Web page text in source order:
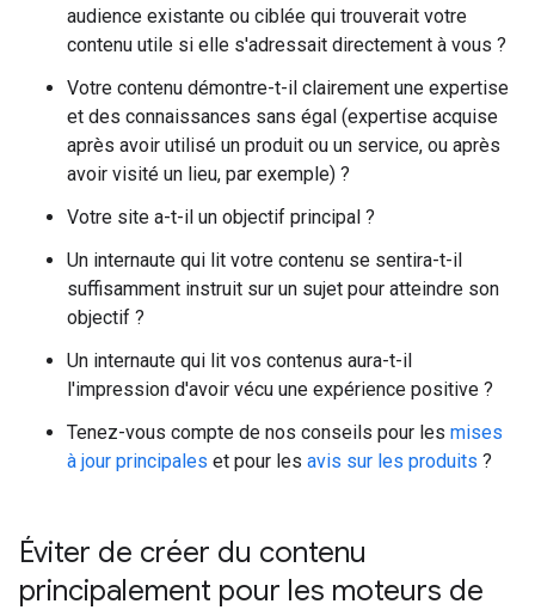
audience existante ou ciblée qui trouverait votre
contenu utile si elle s'adressait directement à vous ?
Votre contenu démontre-t-il clairement une expertise
et des connaissances sans égal (expertise acquise
après avoir utilisé un produit ou un service, ou après
avoir visité un lieu, par exemple) ?
Votre site a-t-il un objectif principal ?
Un internaute qui lit votre contenu se sentira-t-il
suffisamment instruit sur un sujet pour atteindre son
objectif ?
Un internaute qui lit vos contenus aura-t-il
l'impression d'avoir vécu une expérience positive ?
Tenez-vous compte de nos conseils pour les mises
à jour principales et pour les avis sur les produits ?
Éviter de créer du contenu
principalement pour les moteurs de